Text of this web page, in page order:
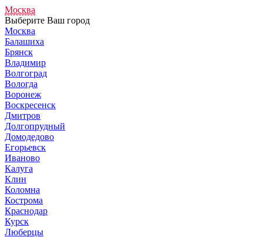
Москва
Выберите Ваш город
Москва
Балашиха
Брянск
Владимир
Волгоград
Вологда
Воронеж
Воскресенск
Дмитров
Долгопрудный
Домодедово
Егорьевск
Иваново
Калуга
Клин
Коломна
Кострома
Краснодар
Курск
Люберцы